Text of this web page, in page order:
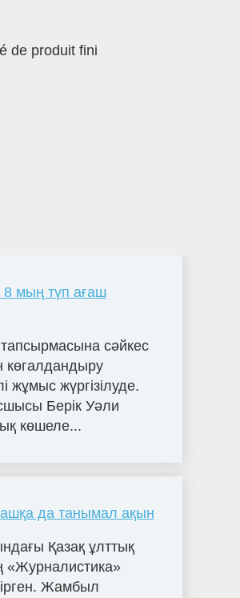
de produit fini
мың түп ағаш
тапсырмасына сәйкес
көгалдандыру
жұмыс жүргізілуде.
Берік Уәли
көшеле...
да танымал ақын
Қазақ ұлттық
«Журналистика»
Жамбыл